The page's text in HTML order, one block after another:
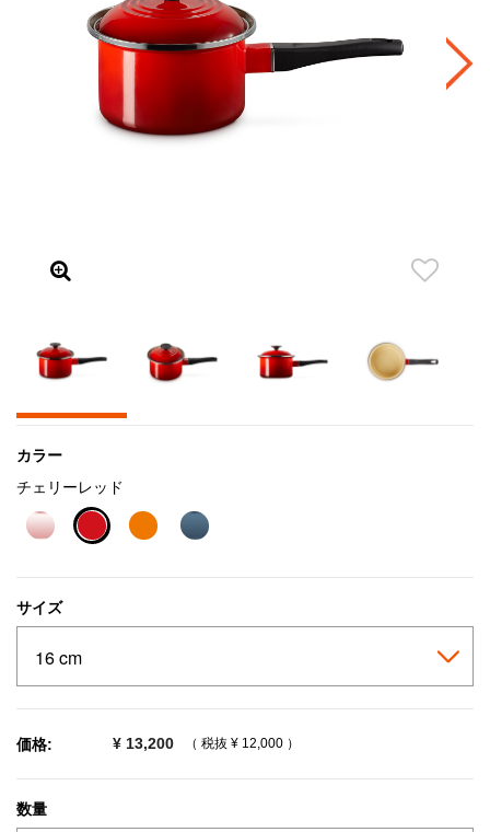
カラー
チェリーレッド
サイズ
価格: ¥ 13,200 （ 税抜 ¥ 12,000 ）
数量